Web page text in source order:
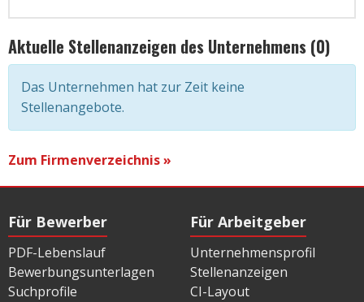
Aktuelle Stellenanzeigen des Unternehmens (0)
Das Unternehmen hat zur Zeit keine
Stellenangebote.
Zum Firmenverzeichnis »
Für Bewerber
PDF-Lebenslauf
Bewerbungsunterlagen
Suchprofile
Für Arbeitgeber
Unternehmensprofil
Stellenanzeigen
CI-Layout